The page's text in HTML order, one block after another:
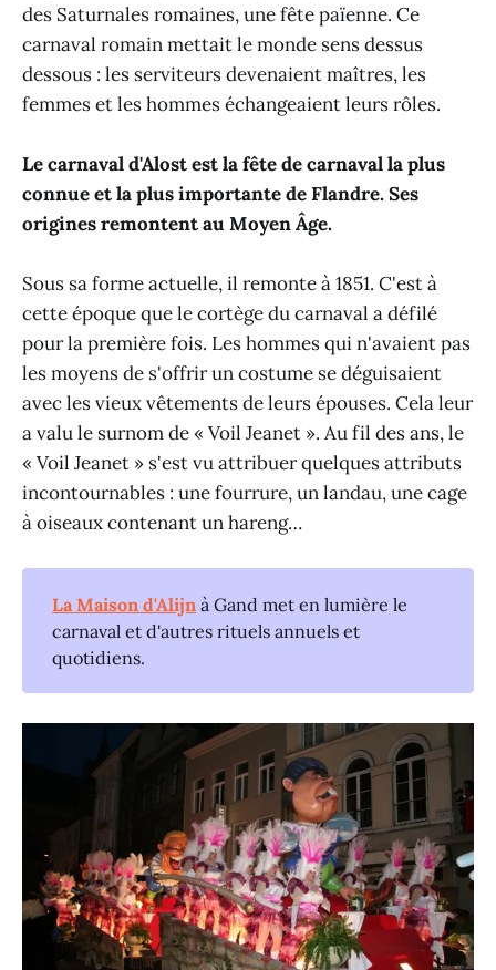
des Saturnales romaines, une fête païenne. Ce
carnaval romain mettait le monde sens dessus
dessous : les serviteurs devenaient maîtres, les
femmes et les hommes échangeaient leurs rôles.
Le carnaval d'Alost est la fête de carnaval la plus
connue et la plus importante de Flandre. Ses
origines remontent au Moyen Âge.
Sous sa forme actuelle, il remonte à 1851. C'est à
cette époque que le cortège du carnaval a défilé
pour la première fois. Les hommes qui n'avaient pas
les moyens de s'offrir un costume se déguisaient
avec les vieux vêtements de leurs épouses. Cela leur
a valu le surnom de « Voil Jeanet ». Au fil des ans, le
« Voil Jeanet » s'est vu attribuer quelques attributs
incontournables : une fourrure, un landau, une cage
à oiseaux contenant un hareng…
La Maison d'Alijn à Gand met en lumière le
carnaval et d'autres rituels annuels et
quotidiens.